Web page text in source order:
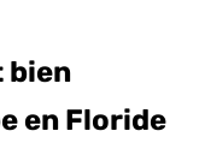
bien
en Floride